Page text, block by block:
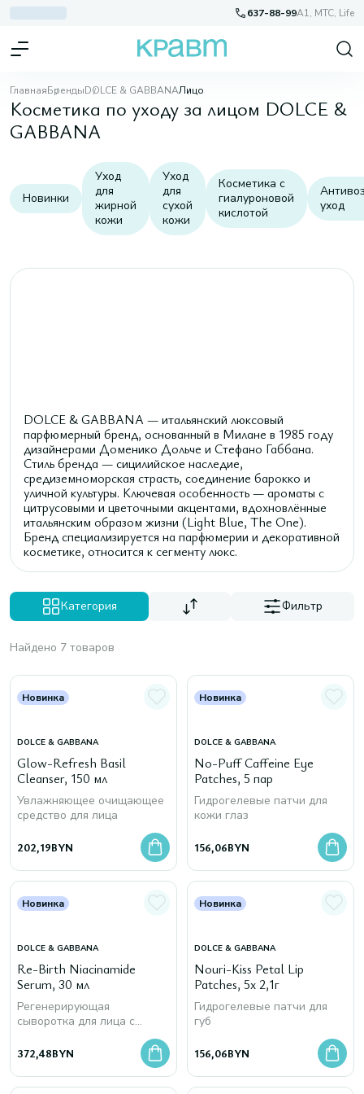
637-88-99A1, МТС, Life
ГлавнаяБрендыDOLCE & GABBANAЛицо
Косметика по уходу за лицом DOLCE &
GABBANA
Новинки
Уход
для
жирной
кожи
Уход
для
сухой
кожи
Косметика с
гиалуроновой
кислотой
уход
DOLCE & GABBANA — итальянский люксовый
парфюмерный бренд, основанный в Милане в 1985 году
дизайнерами Доменико Дольче и Стефано Габбана.
Стиль бренда — сицилийское наследие,
средиземноморская страсть, соединение барокко и
уличной культуры. Ключевая особенность — ароматы с
цитрусовыми и цветочными акцентами, вдохновлённые
итальянским образом жизни (Light Blue, The One).
Бренд специализируется на парфюмерии и декоративной
косметике, относится к сегменту люкс.
Категория Фильтр
Найдено 7 товаров
Новинка
DOLCE & GABBANA
Glow-Refresh Basil
Cleanser, 150 мл
Увлажняющее очищающее
средство для лица
202,19BYN
Новинка
DOLCE & GABBANA
No-Puff Caffeine Eye
Patches, 5 пар
Гидрогелевые патчи для
кожи глаз
156,06BYN
Новинка
DOLCE & GABBANA
Re-Birth Niacinamide
Serum, 30 мл
Регенерирующая
сыворотка для лица с
372,48BYN
Новинка
DOLCE & GABBANA
Nouri-Kiss Petal Lip
Patches, 5x 2,1г
Гидрогелевые патчи для
губ
156,06BYN